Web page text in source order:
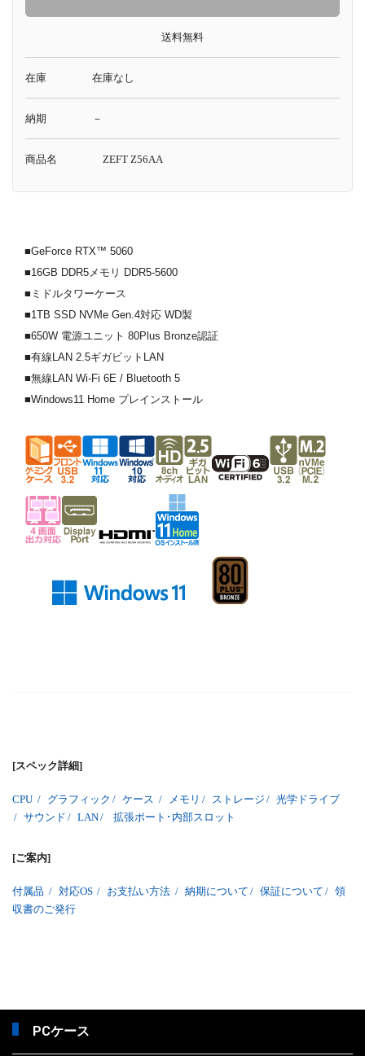
送料無料
在庫 在庫なし
納期 －
商品名 ZEFT Z56AA
■GeForce RTX™ 5060
■16GB DDR5メモリ DDR5-5600
■ミドルタワーケース
■1TB SSD NVMe Gen.4対応 WD製
■650W 電源ユニット 80Plus Bronze認証
■有線LAN 2.5ギガビットLAN
■無線LAN Wi-Fi 6E / Bluetooth 5
■Windows11 Home プレインストール
[スペック詳細]
CPU / グラフィック / ケース / メモリ / ストレージ / 光学ドライブ
/ サウンド / LAN/ 拡張ポート･内部スロット
[ご案内]
付属品 / 対応OS / お支払い方法 / 納期について / 保証について / 領
収書のご発行
PCケース